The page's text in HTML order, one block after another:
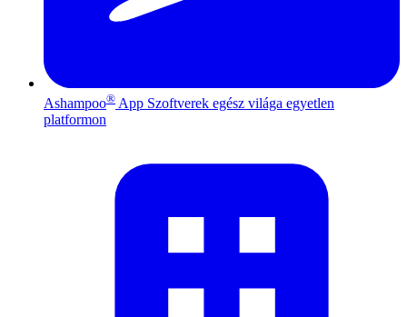
Ashampoo® App Szoftverek egész világa egyetlen
platformon